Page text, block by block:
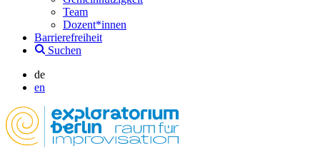
Team
Dozent*innen
Barrierefreiheit
Suchen
de
en